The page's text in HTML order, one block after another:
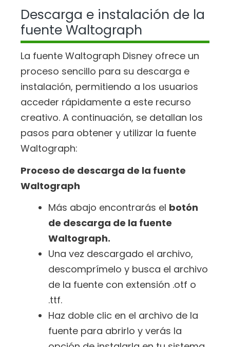
Descarga e instalación de la
fuente Waltograph
La fuente Waltograph Disney ofrece un
proceso sencillo para su descarga e
instalación, permitiendo a los usuarios
acceder rápidamente a este recurso
creativo. A continuación, se detallan los
pasos para obtener y utilizar la fuente
Waltograph:
Proceso de descarga de la fuente
Waltograph
Más abajo encontrarás el botón
de descarga de la fuente
Waltograph.
Una vez descargado el archivo,
descomprímelo y busca el archivo
de la fuente con extensión .otf o
.ttf.
Haz doble clic en el archivo de la
fuente para abrirlo y verás la